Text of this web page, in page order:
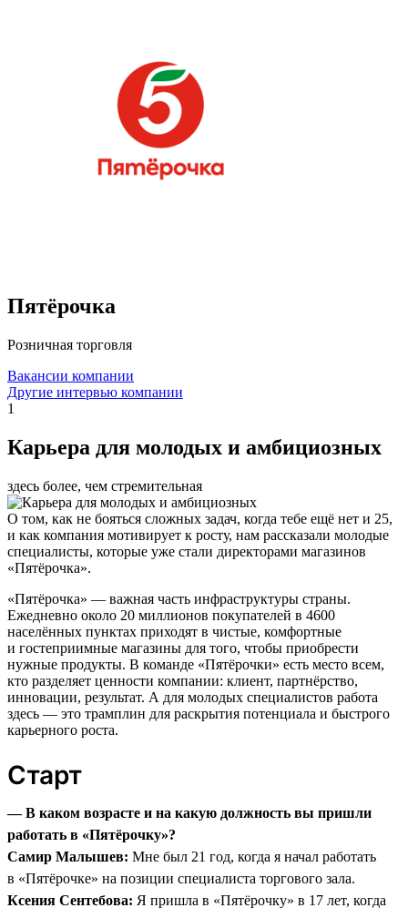
Пятёрочка
Розничная торговля
Вакансии компании
Другие интервью компании
1
Карьера для молодых и амбициозных
здесь более, чем стремительная
О том, как не бояться сложных задач, когда тебе ещё нет и 25,
и как компания мотивирует к росту, нам рассказали молодые
специалисты, которые уже стали директорами магазинов
«Пятёрочка».
«Пятёрочка» — важная часть инфраструктуры страны.
Ежедневно около 20 миллионов покупателей в 4600
населённых пунктах приходят в чистые, комфортные
и гостеприимные магазины для того, чтобы приобрести
нужные продукты. В команде «Пятёрочки» есть место всем,
кто разделяет ценности компании: клиент, партнёрство,
инновации, результат. А для молодых специалистов работа
здесь — это трамплин для раскрытия потенциала и быстрого
карьерного роста.
Старт
— В каком возрасте и на какую должность вы пришли
работать в «Пятёрочку»?
Самир Малышев: Мне был 21 год, когда я начал работать
в «Пятёрочке» на позиции специалиста торгового зала.
Ксения Сентебова: Я пришла в «Пятёрочку» в 17 лет, когда